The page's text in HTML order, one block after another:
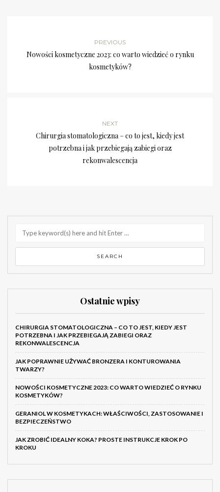
PREVIOUS
Nowości kosmetyczne 2023: co warto wiedzieć o rynku
kosmetyków?
NEXT
Chirurgia stomatologiczna – co to jest, kiedy jest
potrzebna i jak przebiegają zabiegi oraz
rekonwalescencja
Ostatnie wpisy
CHIRURGIA STOMATOLOGICZNA – CO TO JEST, KIEDY JEST
POTRZEBNA I JAK PRZEBIEGAJĄ ZABIEGI ORAZ
REKONWALESCENCJA
JAK POPRAWNIE UŻYWAĆ BRONZERA I KONTUROWANIA
TWARZY?
NOWOŚCI KOSMETYCZNE 2023: CO WARTO WIEDZIEĆ O RYNKU
KOSMETYKÓW?
GERANIOL W KOSMETYKACH: WŁAŚCIWOŚCI, ZASTOSOWANIE I
BEZPIECZEŃSTWO
JAK ZROBIĆ IDEALNY KOKA? PROSTE INSTRUKCJE KROK PO
KROKU